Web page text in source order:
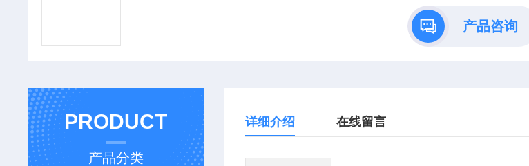
产品咨询
PRODUCT
产品分类
详细介绍 在线留言